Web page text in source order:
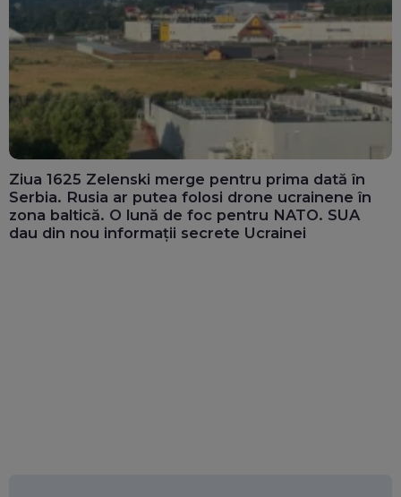
Ziua 1625 Zelenski merge pentru prima dată în
Serbia. Rusia ar putea folosi drone ucrainene în
zona baltică. O lună de foc pentru NATO. SUA
dau din nou informații secrete Ucrainei